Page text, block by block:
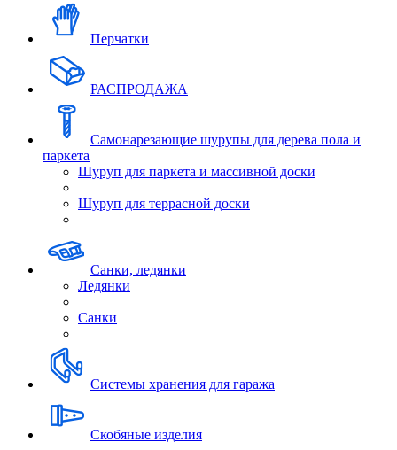
Перчатки
РАСПРОДАЖА
Самонарезающие шурупы для дерева пола и
паркета
Шуруп для паркета и массивной доски
Шуруп для террасной доски
Санки, ледянки
Ледянки
Санки
Системы хранения для гаража
Скобяные изделия